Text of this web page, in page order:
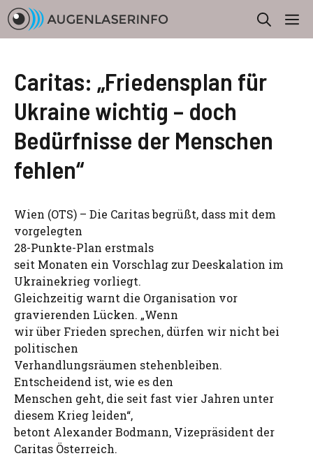
Zum
Inhalt
springen
Caritas: „Friedensplan für
Ukraine wichtig – doch
Bedürfnisse der Menschen
fehlen“
Wien (OTS) – Die Caritas begrüßt, dass mit dem
vorgelegten
28-Punkte-Plan erstmals
seit Monaten ein Vorschlag zur Deeskalation im
Ukrainekrieg vorliegt.
Gleichzeitig warnt die Organisation vor
gravierenden Lücken. „Wenn
wir über Frieden sprechen, dürfen wir nicht bei
politischen
Verhandlungsräumen stehenbleiben.
Entscheidend ist, wie es den
Menschen geht, die seit fast vier Jahren unter
diesem Krieg leiden“,
betont Alexander Bodmann, Vizepräsident der
Caritas Österreich.